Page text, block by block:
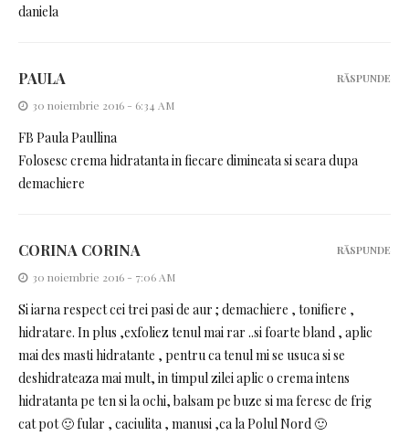
daniela
PAULA
30 noiembrie 2016 - 6:34 AM
FB Paula Paullina
Folosesc crema hidratanta in fiecare dimineata si seara dupa
demachiere
RĂSPUNDE
CORINA CORINA
30 noiembrie 2016 - 7:06 AM
Si iarna respect cei trei pasi de aur ; demachiere , tonifiere ,
hidratare. In plus ,exfoliez tenul mai rar ..si foarte bland , aplic
mai des masti hidratante , pentru ca tenul mi se usuca si se
deshidrateaza mai mult, in timpul zilei aplic o crema intens
hidratanta pe ten si la ochi, balsam pe buze si ma feresc de frig
cat pot 🙂 fular , caciulita , manusi ,ca la Polul Nord 🙂
RĂSPUNDE